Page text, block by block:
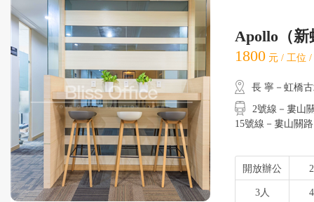
Apollo（新
1800 元 / 工位
長 寧－虹橋
2號線－婁山關
15號線－婁山關路
開放辦公
3人